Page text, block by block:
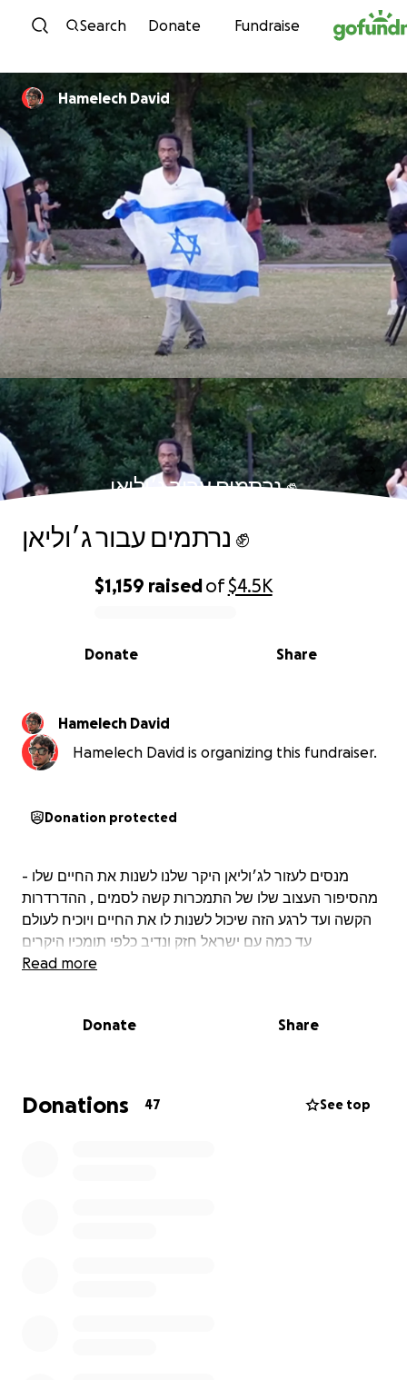
Skip to content
Search Donate Fundraise
Hamelech David
נרתמים עבור ג׳וליאן ✊
0% complete
$1,159 raisedof$4.5K
Share
Donate
נרתמים עבור ג׳וליאן ✊
Hamelech David
Hamelech David is organizing this fundraiser.
Donation protected
מנסים לעזור לג׳וליאן היקר שלנו לשנות את החיים שלו -
מהסיפור העצוב שלו של התמכרות קשה לסמים , ההדרדרות
הקשה ועד לרגע הזה שיכול לשנות לו את החיים ויוכיח לעולם
עד כמה עם ישראל חזק ונדיב כלפי תומכיו היקרים
Read more
Donate Share
Donations 47 See top